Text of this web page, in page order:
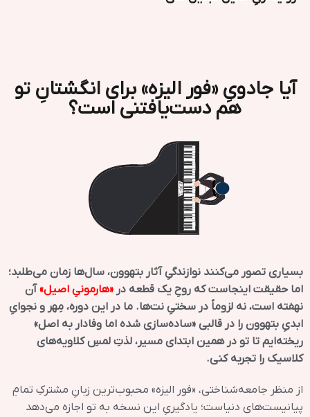
آیا جادویِ «فور الیزه» برای انگشتانِ تو
هم دست‌یافتنی است؟
بسیاری تصور می‌کنند نوازندگیِ آثار بتهوون، سال‌ها زمان می‌طلبد؛
اما حقیقت اینجاست که روحِ یک قطعه در «هارمونیِ اصیل»آن
نهفته است، نه لزوماً در سختیِ نت‌ها. ما در این دوره، مِهر و نجوایِ
ابدیِ بتهوون را در قالبی «ساده‌سازی شده اما وفادار به اصل»
ریخته‌ایم تا تو در همین ابتدای مسیر، لذتِ لمسِ کلاویه‌های
کلاسیک را تجربه کنی.
از منظر جامعه‌شناختی، «فور الیزه» محبوب‌ترین زبانِ مشترکِ تمامِ
پیانیست‌های دنیاست؛ یادگیریِ این نسخه به تو اجازه می‌دهد